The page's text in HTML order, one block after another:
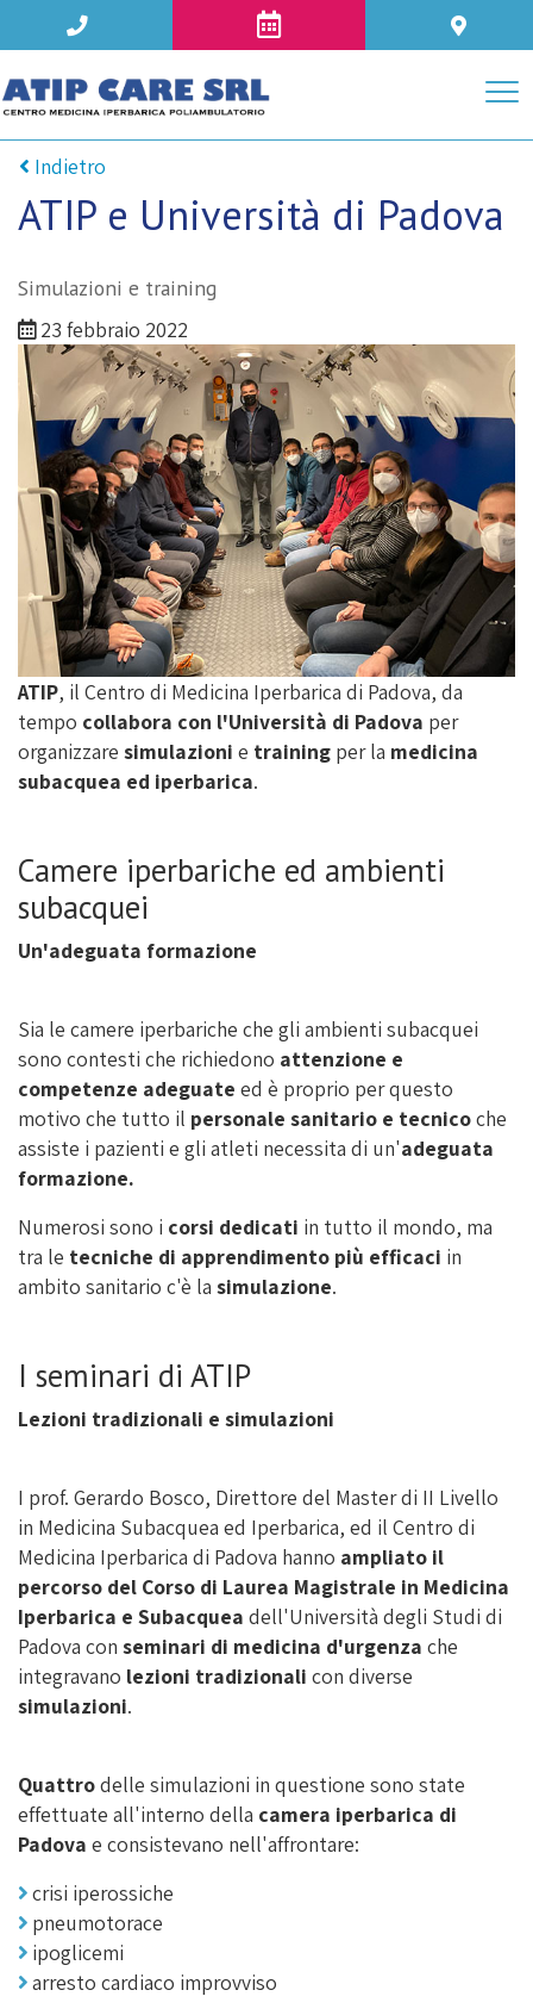
Indietro
ATIP e Università di Padova
Simulazioni e training
23 febbraio 2022
ATIP, il Centro di Medicina Iperbarica di Padova, da
tempo collabora con l'Università di Padova per
organizzare simulazioni e training per la medicina
subacquea ed iperbarica.
Camere iperbariche ed ambienti
subacquei
Un'adeguata formazione
Sia le camere iperbariche che gli ambienti subacquei
sono contesti che richiedono attenzione e
competenze adeguate ed è proprio per questo
motivo che tutto il personale sanitario e tecnicoche
assiste i pazienti e gli atleti necessita di un'adeguata
formazione.
Numerosi sono i corsi dedicati in tutto il mondo, ma
tra le tecniche di apprendimento più efficaci in
ambito sanitario c'è la simulazione.
I seminari di ATIP
Lezioni tradizionali e simulazioni
I prof. Gerardo Bosco, Direttore del Master di II Livello
in Medicina Subacquea ed Iperbarica, ed il Centro di
Medicina Iperbarica di Padova hanno ampliato il
percorso del Corso di Laurea Magistrale in Medicina
Iperbarica e Subacquea dell'Università degli Studi di
Padova con seminari di medicina d'urgenza che
integravano lezioni tradizionali con diverse
simulazioni.
Quattrodelle simulazioni in questione sono state
effettuate all'interno della camera iperbarica di
Padova e consistevano nell'affrontare:
crisi iperossiche
pneumotorace
ipoglicemi
arresto cardiaco improvviso